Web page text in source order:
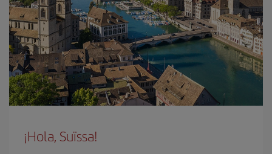
¡Hola, Suïssa!